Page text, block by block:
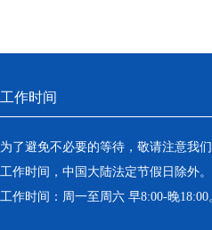
工作时间
为了避免不必要的等待，敬请注意我
工作时间，中国大陆法定节假日除外。
工作时间：周一至周六 早8:00-晚